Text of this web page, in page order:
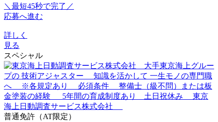
＼最短45秒で完了／
応募へ進む
詳しく
見る
スペシャル
普通免許（AT限定）